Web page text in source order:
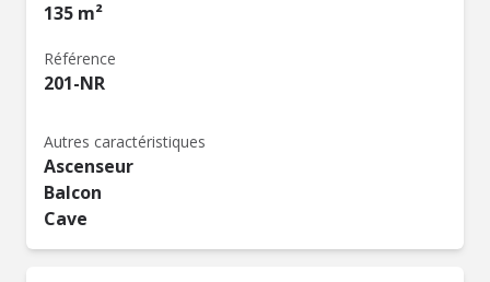
135 m²
Référence
201-NR
Autres caractéristiques
Ascenseur
Balcon
Cave